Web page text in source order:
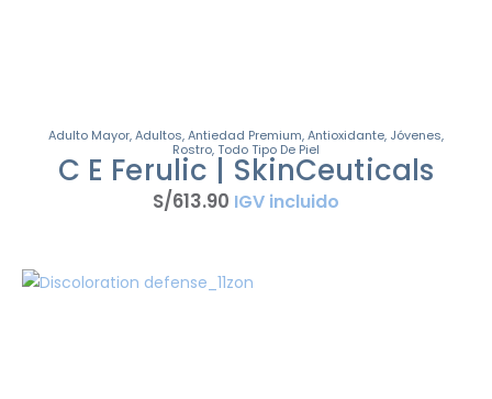
Adulto Mayor,Adultos,Antiedad Premium,Antioxidante, Jóvenes,
Rostro,Todo Tipo De Piel
C E Ferulic | SkinCeuticals
S/613.90 IGV incluido